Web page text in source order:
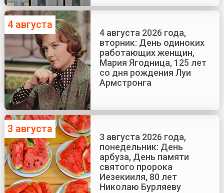
4 августа
4 августа 2026 года,
вторник: День одиноких
работающих женщин,
Мария Ягодница, 125 лет
со дня рождения Луи
Армстронга
3 августа
3 августа 2026 года,
понедельник: День
арбуза, День памяти
святого пророка
Иезекииля, 80 лет
Николаю Бурляеву